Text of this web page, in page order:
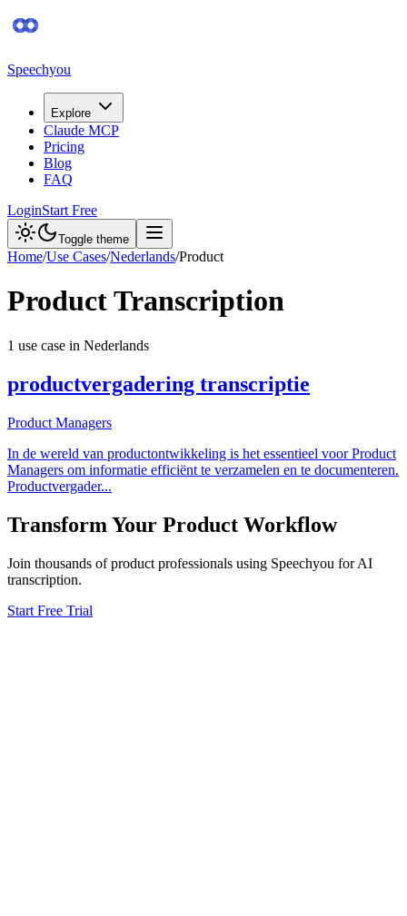
Speechyou
Explore
Claude MCP
Pricing
Blog
FAQ
LoginStart Free
Toggle theme
Home/Use Cases/Nederlands/Product
ProductTranscription
1 use case in Nederlands
productvergadering transcriptie
Product Managers
In de wereld van productontwikkeling is het essentieel voor Product
Managers om informatie efficiënt te verzamelen en te documenteren.
Productvergader...
Transform Your Product Workflow
Join thousands ofproduct professionals using Speechyou for AI
transcription.
Start Free Trial